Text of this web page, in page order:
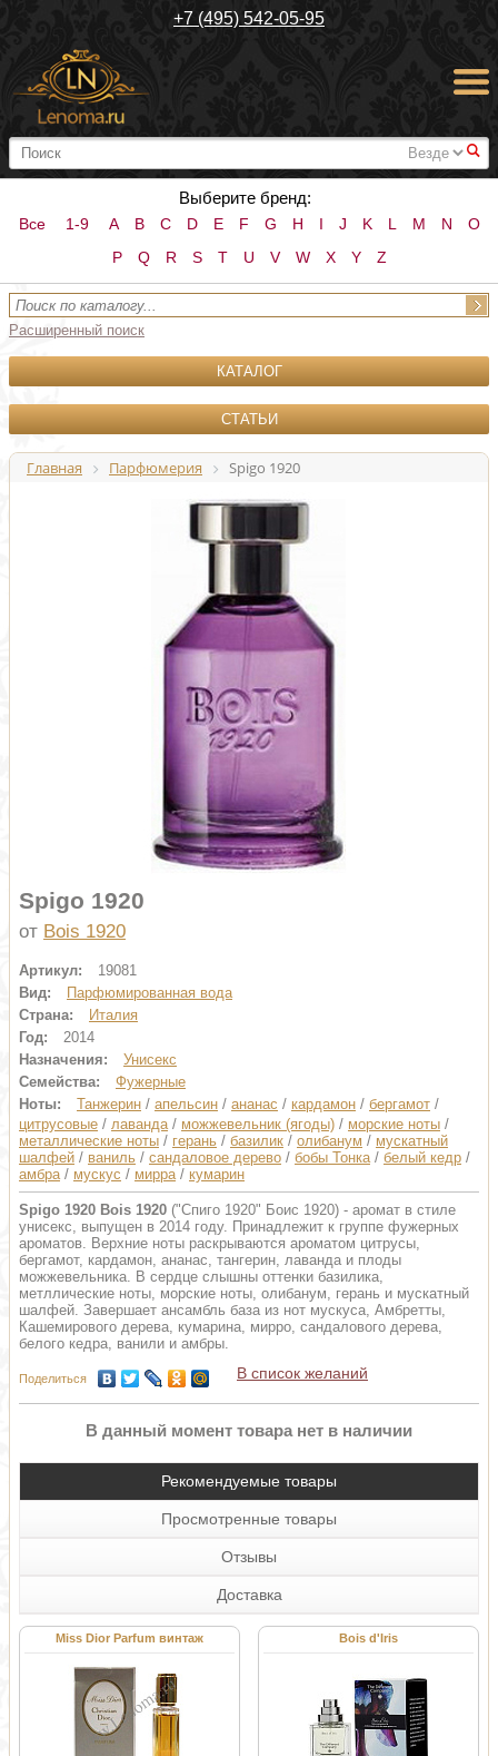
+7 (495) 542-05-95
#
Выберите бренд:
Все 1-9 A B C D E F G H I J K L M N
O
P
Q R S T U V W X Y Z
Расширенный поиск
КАТАЛОГ
СТАТЬИ
Главная Парфюмерия Spigo 1920
Spigo 1920
от Bois 1920
Артикул:
19081
Вид:
Парфюмированная вода
Страна:
Италия
Год:
2014
Назначения:
Унисекс
Семейства:
Фужерные
Ноты:
Танжерин / апельсин / ананас / кардамон / бергамот /
цитрусовые / лаванда/ можжевельник (ягоды) / морские ноты /
металлические ноты / герань / базилик / олибанум / мускатный
шалфей / ваниль / сандаловое дерево / бобы Тонка/ белый кедр /
амбра/ мускус / мирра/ кумарин
Spigo 1920 Bois 1920 ("Спиго 1920" Боис 1920) - аромат в стиле
унисекс, выпущен в 2014 году. Принадлежит к группе фужерных
ароматов. Верхние ноты раскрываются ароматом цитрусы,
бергамот, кардамон, ананас, тангерин, лаванда и плоды
можжевельника. В сердце слышны оттенки базилика,
метллические ноты, морские ноты, олибанум, герань и мускатный
шалфей. Завершает ансамбль база из нот мускуса, Амбретты,
Кашемирового дерева, кумарина, мирро, сандалового дерева,
белого кедра, ванили и амбры.
Поделиться В список желаний
В данный момент товара нет в наличии
Рекомендуемые товары
Просмотренные товары
Отзывы
Доставка
Miss Dior Parfum винтаж Bois d'Iris